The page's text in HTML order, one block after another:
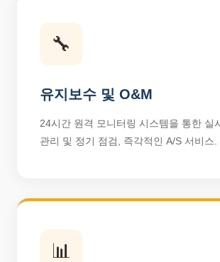
🔧
유지보수 및 O&M
24시간 원격 모니터링 시스템을 통한 실
관리 및 정기 점검, 즉각적인 A/S 서비스.
📊